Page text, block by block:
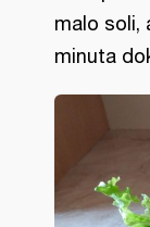
malo soli,
minuta